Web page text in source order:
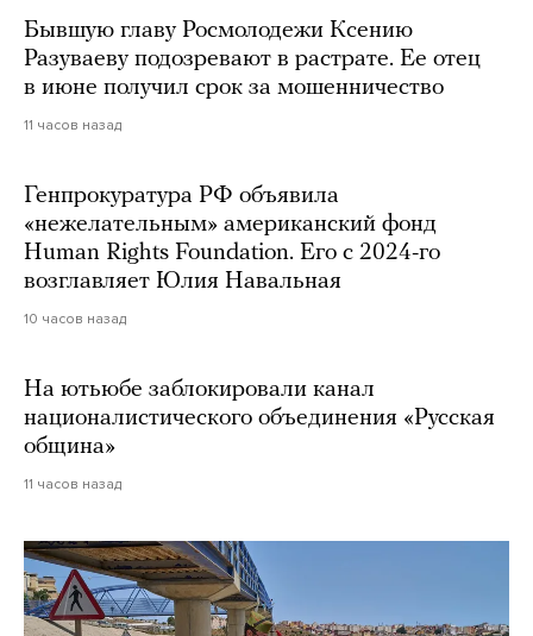
Бывшую главу Росмолодежи Ксению
Разуваеву подозревают в растрате. Ее отец
в июне получил срок за мошенничество
11 часов назад
Генпрокуратура РФ объявила
«нежелательным» американский фонд
Human Rights Foundation. Его с 2024-го
возглавляет Юлия Навальная
10 часов назад
На ютьюбе заблокировали канал
националистического объединения «Русская
община»
11 часов назад